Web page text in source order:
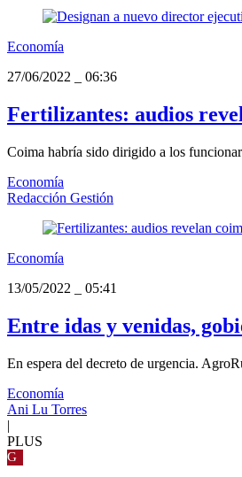
Economía
27/06/2022
06:36
Fertilizantes: audios
Coima habría sido dirigido a los
Economía
Redacción Gestión
Economía
13/05/2022
05:41
Entre idas y venidas,
En espera del decreto de urgencia.
Economía
Ani Lu Torres
|
PLUS
G